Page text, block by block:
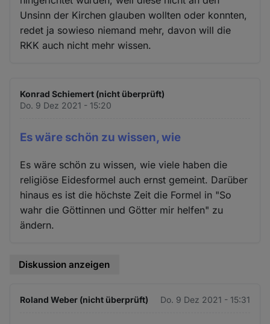
Unsinn der Kirchen glauben wollten oder konnten,
redet ja sowieso niemand mehr, davon will die
RKK auch nicht mehr wissen.
Konrad Schiemert (nicht überprüft)
Do. 9 Dez 2021 - 15:20
Es wäre schön zu wissen, wie
Es wäre schön zu wissen, wie viele haben die
religiöse Eidesformel auch ernst gemeint. Darüber
hinaus es ist die höchste Zeit die Formel in "So
wahr die Göttinnen und Götter mir helfen" zu
ändern.
Diskussion anzeigen
Roland Weber (nicht überprüft) Do. 9 Dez 2021 - 15:31